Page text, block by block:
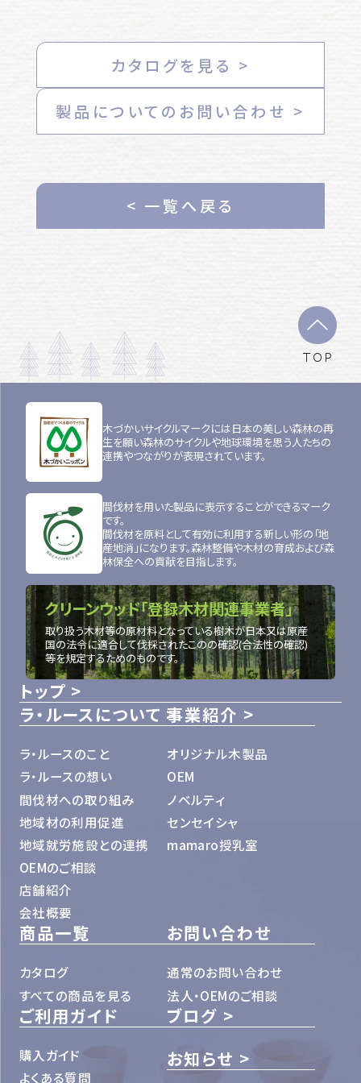
カタログを見る >
製品についてのお問い合わせ >
< 一覧へ戻る
TOP
トップ
ラ・ルースについて
ラ・ルースのこと
ラ・ルースの想い
間伐材への取り組み
地域材の利用促進
地域就労施設との連携
OEMのご相談
店舗紹介
会社概要
事業紹介
オリジナル木製品
OEM
ノベルティ
センセイシャ
mamaro授乳室
商品一覧
カタログ
すべての商品を見る
お問い合わせ
通常のお問い合わせ
法人・OEMのご相談
ご利用ガイド
購入ガイド
よくある質問
ブログ
お知らせ
木づかいサイクルマークには日本の美しい森林の再
生を願い森林のサイクルや地球環境を思う人たちの
連携やつながりが表現されています。
間伐材を用いた製品に表示することができるマーク
です。
間伐材を原料として有効に利用する新しい形の「地
産地消」になります。森林整備や木材の育成および森
林保全への貢献を目指します。
クリーンウッド「登録木材関連事業者」
取り扱う木材等の原材料となっている樹木が日本又は原産
国の法令に適合して伐採されたこのの確認(合法性の確認)
等を規定するためのものです。